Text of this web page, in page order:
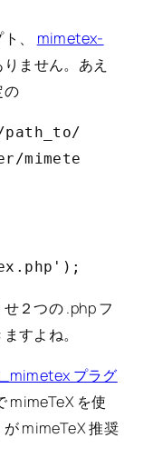
、 mimetex-
ません。あえ
の
path_to/
mimete
２つの .php フ
すよね。
プラグ
mimeTeX を使
mimeTeX 推奨